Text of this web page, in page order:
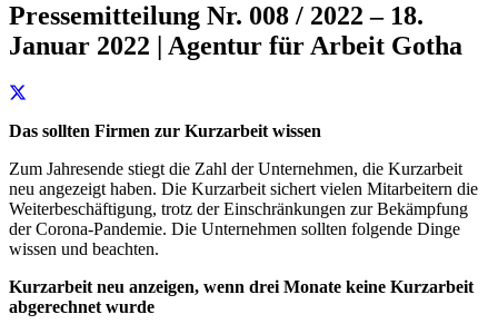
Pressemitteilung Nr. 008 / 2022 – 18.
Januar 2022 | Agentur für Arbeit Gotha
Das sollten Firmen zur Kurzarbeit wissen
Zum Jahresende stiegt die Zahl der Unternehmen, die Kurzarbeit
neu angezeigt haben. Die Kurzarbeit sichert vielen Mitarbeitern die
Weiterbeschäftigung, trotz der Einschränkungen zur Bekämpfung
der Corona-Pandemie. Die Unternehmen sollten folgende Dinge
wissen und beachten.
Kurzarbeit neu anzeigen, wenn drei Monate keine Kurzarbeit
abgerechnet wurde